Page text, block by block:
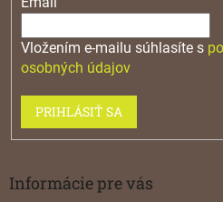
Vložením e-mailu súhlasíte s
osobných údajov
PRIHLÁSIŤ SA
Informácie pre vás